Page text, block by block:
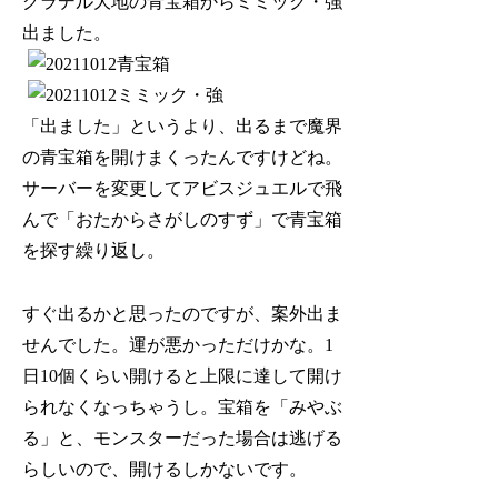
出ました。
「出ました」というより、出るまで魔界
の青宝箱を開けまくったんですけどね。
サーバーを変更してアビスジュエルで飛
んで「おたからさがしのすず」で青宝箱
を探す繰り返し。
すぐ出るかと思ったのですが、案外出ま
せんでした。運が悪かっただけかな。1
日10個くらい開けると上限に達して開け
られなくなっちゃうし。宝箱を「みやぶ
る」と、モンスターだった場合は逃げる
らしいので、開けるしかないです。